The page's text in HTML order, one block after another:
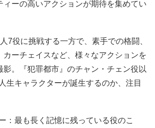
ィーの高いアクションが期待を集めてい
7役に挑戦する一方で、素手での格闘、
カーチェイスなど、様々なアクションを
影。『犯罪都市』のチャン・チェン役以
生キャラクターが誕生するのか、注目
：最も長く記憶に残っている役のこ